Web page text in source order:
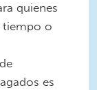
quienes
tiempo o
es